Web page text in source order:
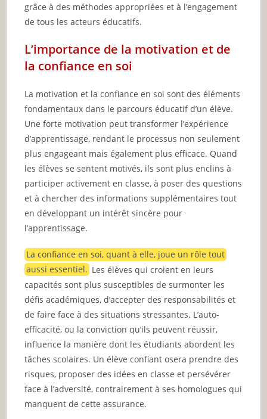
grâce à des méthodes appropriées et à l’engagement
de tous les acteurs éducatifs.
L’importance de la motivation et de
la confiance en soi
La motivation et la confiance en soi sont des éléments
fondamentaux dans le parcours éducatif d’un élève.
Une forte motivation peut transformer l’expérience
d’apprentissage, rendant le processus non seulement
plus engageant mais également plus efficace. Quand
les élèves se sentent motivés, ils sont plus enclins à
participer activement en classe, à poser des questions
et à chercher des informations supplémentaires tout
en développant un intérêt sincère pour
l’apprentissage.
La confiance en soi, quant à elle, joue un rôle tout
aussi essentiel. Les élèves qui croient en leurs
capacités sont plus susceptibles de surmonter les
défis académiques, d’accepter des responsabilités et
de faire face à des situations stressantes. L’auto-
efficacité, ou la conviction qu’ils peuvent réussir,
influence la manière dont les étudiants abordent les
tâches scolaires. Un élève confiant osera prendre des
risques, proposer des idées en classe et persévérer
face à l’adversité, contrairement à ses homologues qui
manquent de cette assurance.